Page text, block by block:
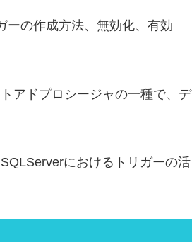
ーの作成方法、無効化、有効
アドプロシージャの一種で、デ
におけるトリガーの活